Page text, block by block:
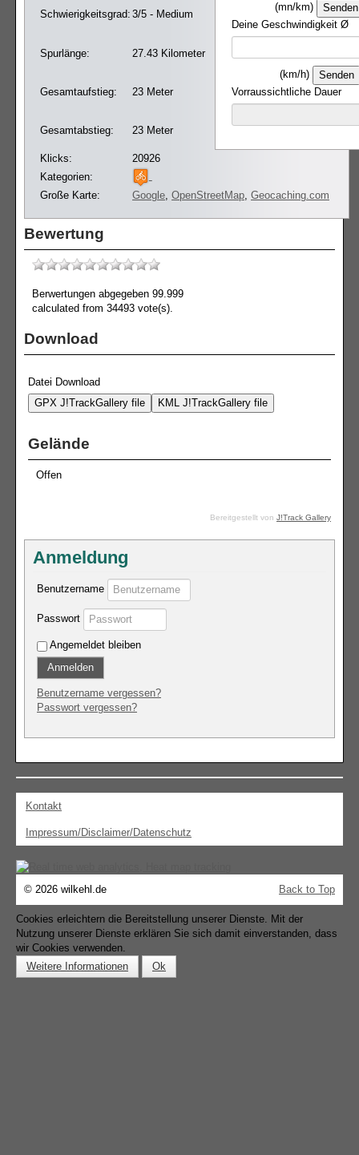
(mn/km)
Deine Geschwindigkeit Ø
(km/h)
Vorraussichtliche Dauer
Schwierigkeitsgrad: 3/5 - Medium
Spurlänge: 27.43 Kilometer
Gesamtaufstieg: 23 Meter
Gesamtabstieg: 23 Meter
Klicks:
20926
Kategorien:
Große Karte:
Google OpenStreetMap Geocaching.com
Bewertung
Berwertungen abgegeben 99.999
calculated from 34493 vote(s).
Download
Datei Download
GPX J!TrackGallery file
KML J!TrackGallery file
Gelände
Offen
Bereitgestellt von J!Track Gallery
Anmeldung
Benutzername
Passwort
Angemeldet bleiben
Anmelden
Benutzername vergessen?
Passwort vergessen?
Kontakt
Impressum/Disclaimer/Datenschutz
Back to Top
© 2026 wilkehl.de
Cookies erleichtern die Bereitstellung unserer Dienste. Mit der
Nutzung unserer Dienste erklären Sie sich damit einverstanden, dass
wir Cookies verwenden.
Weitere Informationen
Ok